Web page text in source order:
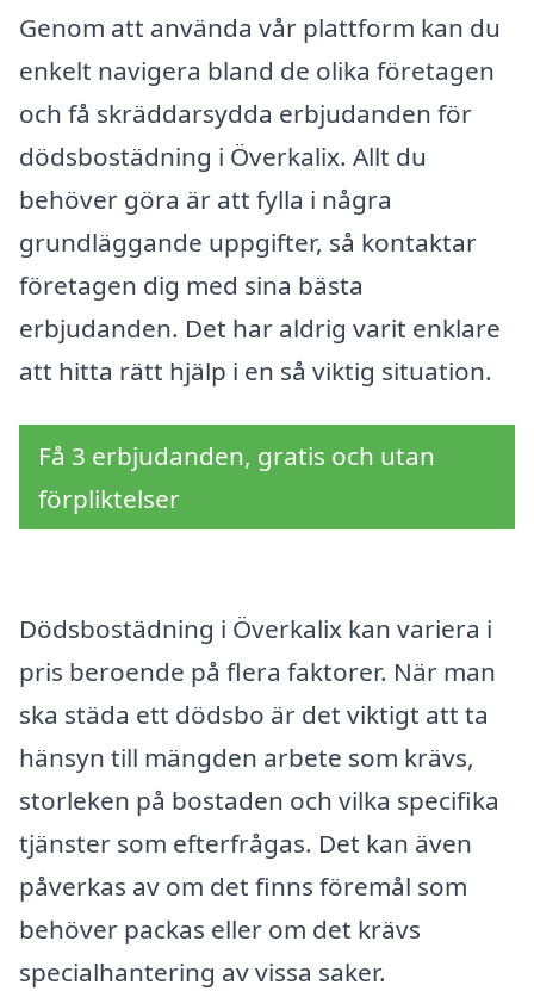
Genom att använda vår plattform kan du
enkelt navigera bland de olika företagen
och få skräddarsydda erbjudanden för
dödsbostädning i Överkalix. Allt du
behöver göra är att fylla i några
grundläggande uppgifter, så kontaktar
företagen dig med sina bästa
erbjudanden. Det har aldrig varit enklare
att hitta rätt hjälp i en så viktig situation.
Få 3 erbjudanden, gratis och utan
förpliktelser
Dödsbostädning i Överkalix kan variera i
pris beroende på flera faktorer. När man
ska städa ett dödsbo är det viktigt att ta
hänsyn till mängden arbete som krävs,
storleken på bostaden och vilka specifika
tjänster som efterfrågas. Det kan även
påverkas av om det finns föremål som
behöver packas eller om det krävs
specialhantering av vissa saker.